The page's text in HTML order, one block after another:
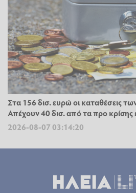
Στα 156 δισ. ευρώ οι καταθέσεις
Απέχουν 40 δισ. από τα προ κρίσης
2026-08-07 03:14:20